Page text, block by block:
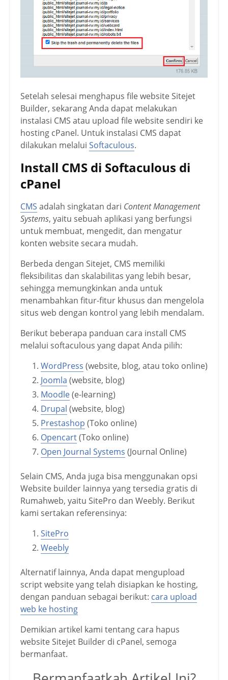
Setelah selesai menghapus file website Sitejet
Builder, sekarang Anda dapat melakukan
instalasi CMS atau upload file website sendiri ke
hosting cPanel. Untuk instalasi CMS dapat
dilakukan melalui Softaculous.
Install CMS di Softaculous di
cPanel
CMS adalah singkatan dari Content Management
Systems, yaitu sebuah aplikasi yang berfungsi
untuk membuat, mengedit, dan mengatur
konten website secara mudah.
Berbeda dengan Sitejet, CMS memiliki
fleksibilitas dan skalabilitas yang lebih besar,
sehingga memungkinkan anda untuk
menambahkan fitur-fitur khusus dan mengelola
situs web dengan kontrol yang lebih mendalam.
Berikut beberapa panduan cara install CMS
melalui softaculous yang dapat Anda pilih:
WordPress (website, blog, atau toko online)
Joomla (website, blog)
Moodle(e-learning)
Drupal (website, blog)
Prestashop (Toko online)
Opencart(Toko online)
Open Journal Systems (Journal Online)
Selain CMS, Anda juga bisa menggunakan opsi
Website builder lainnya yang tersedia gratis di
Rumahweb, yaitu SitePro dan Weebly. Berikut
kami sertakan referensinya:
SitePro
Weebly
Alternatif lainnya, Anda dapat mengupload
script website yang telah disiapkan ke hosting,
dengan panduan sebagai berikut: cara upload
web ke hosting
Demikian artikel kami tentang cara hapus
website Sitejet Builder di cPanel, semoga
bermanfaat.